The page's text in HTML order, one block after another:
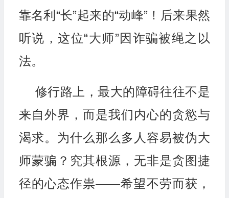
靠名利“长”起来的“动峰”！后来果然
听说，这位“大师”因诈骗被绳之以
法。
修行路上，最大的障碍往往不是
来自外界，而是我们内心的贪慾与
渴求。为什么那么多人容易被伪大
师蒙骗？究其根源，无非是贪图捷
径的心态作祟——希望不劳而获，